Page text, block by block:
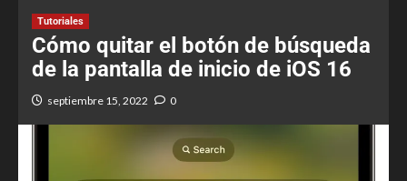
Tutoriales
Cómo quitar el botón de búsqueda
de la pantalla de inicio de iOS 16
septiembre 15, 2022 0